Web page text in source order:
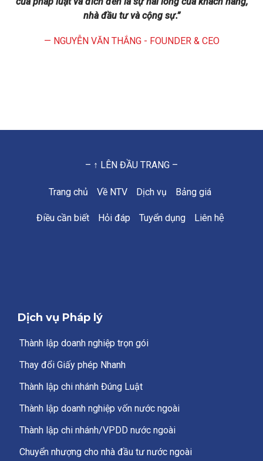
nhà đầu tư và cộng sự.”
— NGUYỄN VĂN THẮNG - FOUNDER & CEO
– ↑ LÊN ĐẦU TRANG –
Trang chủ Về NTV Dịch vụ Bảng giá
Điều cần biết Hỏi đáp Tuyển dụng Liên hệ
Dịch vụ Pháp lý
Thành lập doanh nghiệp trọn gói
Thay đổi Giấy phép Nhanh
Thành lập chi nhánh Đúng Luật
Thành lập doanh nghiệp vốn nước ngoài
Thành lập chi nhánh/VPDD nước ngoài
Chuyển nhượng cho nhà đầu tư nước ngoài